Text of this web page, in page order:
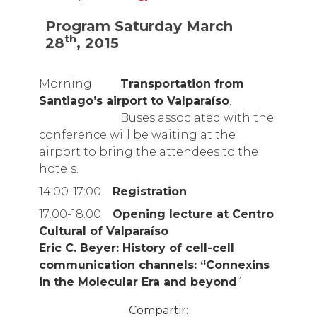
Program Saturday March
28th, 2015
Morning Transportation from
Santiago’s airport to Valparaíso.
Buses associated with the
conference will be waiting at the
airport to bring the attendees to the
hotels.
14:00-17:00 Registration
17:00-18:00 Opening lecture at Centro
Cultural of Valparaíso
Eric C. Beyer: History of cell-cell
communication channels: “Connexins
in the Molecular Era and beyond”
Compartir: